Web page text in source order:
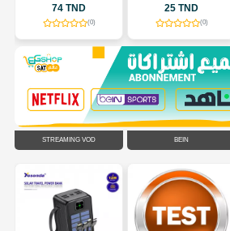
FLEXIBLE EN ACIER
INOXYDABLE
74 TND
(0)
25 TND
(0)
STREAMING VOD BEIN